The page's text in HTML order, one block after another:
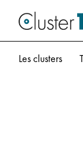
Les clusters